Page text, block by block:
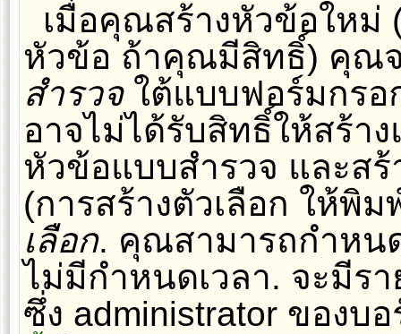
เมื่อคุณสร้างหัวข้อใหม่
หัวข้อ ถ้าคุณมีสิทธิ์) คุณ
สำรวจใต้แบบฟอร์มกร
อาจไม่ได้รับสิทธิ์ให้สร้า
หัวข้อแบบสำรวจ และสร้
(การสร้างตัวเลือก ให้
เลือก. คุณสามารถกำหน
ไม่มีกำหนดเวลา. จะมีร
ซึ่ง administrator ของบอ